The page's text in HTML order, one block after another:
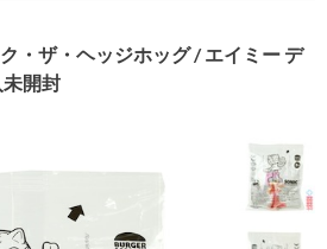
・ザ・ヘッジホッグ / エイミー デ
未開封